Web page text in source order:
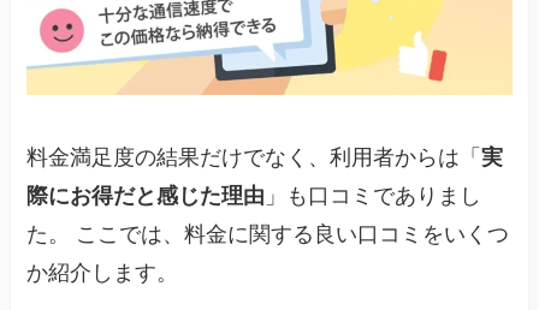
料金満足度の結果だけでなく、利用者からは「実
際にお得だと感じた理由 」も口コミでありまし
た。 ここでは、料金に関する良い口コミをいくつ
か紹介します。